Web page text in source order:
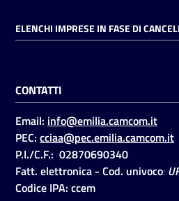
ELENCHI IMPRESE IN FASE DI
CONTATTI
Email: info@emilia.camcom.it
PEC: cciaa@pec.emilia.camcom.it
P.I./C.F.: 02870690340
Fatt. elettronica - Cod. univoco:
Codice IPA: ccem